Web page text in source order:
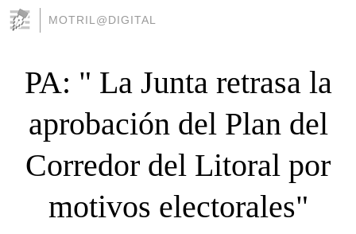
MOTRIL@DIGITAL
PA: " La Junta retrasa la
aprobación del Plan del
Corredor del Litoral por
motivos electorales"